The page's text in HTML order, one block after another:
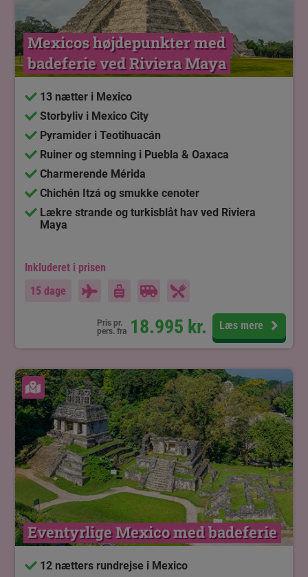
Mexicos højdepunkter med
badeferie ved Riviera Maya
13 nætter i Mexico
Storbyliv i Mexico City
Pyramider i Teotihuacán
Ruiner og stemning i Puebla & Oaxaca
Charmerende Mérida
Chichén Itzá og smukke cenoter
Lækre strande og turkisblåt hav ved Riviera
Maya
Inkluderet i prisen
15 dage
Pris pr.
pers. fra 18.995 kr. Læs mere
Se kort
Eventyrlige Mexico med badeferie
12 nætters rundrejse i Mexico